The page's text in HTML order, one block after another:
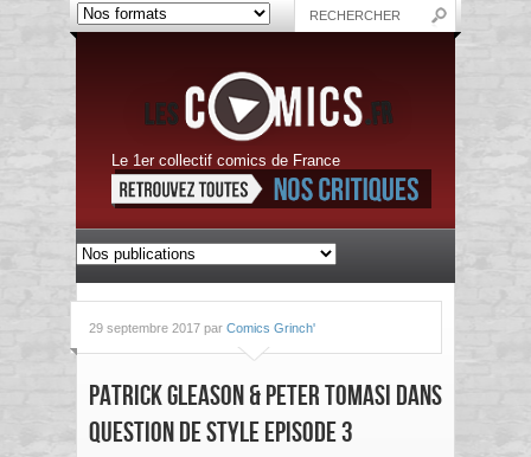
Le 1er collectif comics de France
29 septembre 2017 par Comics Grinch'
Patrick Gleason & Peter Tomasi dans
Question De Style Episode 3